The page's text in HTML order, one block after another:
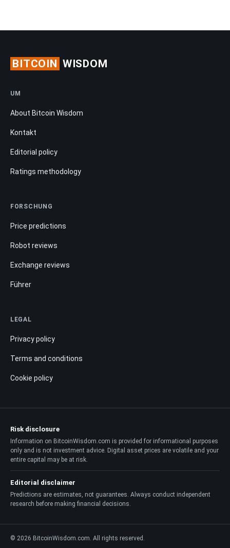
BITCOIN WISDOM
UM
About Bitcoin Wisdom
Kontakt
Editorial policy
Ratings methodology
FORSCHUNG
Price predictions
Robot reviews
Exchange reviews
Führer
LEGAL
Privacy policy
Terms and conditions
Cookie policy
Risk disclosure
Information on BitcoinWisdom.com is provided for informational purposes
only and is not investment advice. Digital asset prices are volatile and your
entire capital may be at risk.
Editorial disclaimer
Predictions are estimates, not guarantees. Always conduct independent
research before making financial decisions.
© 2026 BitcoinWisdom.com. All rights reserved.